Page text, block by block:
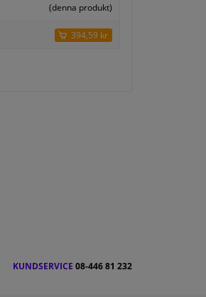
(denna produkt)
394,59 kr
KUNDSERVICE 08-446 81 232